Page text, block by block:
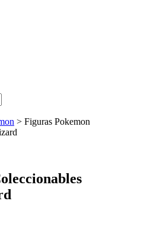
> Figuras Pokemon